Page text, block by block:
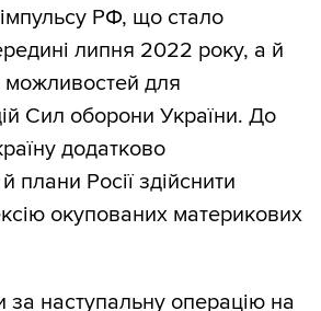
РФ, що стало
липня 2022 року, а й
можливостей для
Сил оборони України. До
додатково
плани Росії здійснити
окупованих материкових
наступальну операцію на